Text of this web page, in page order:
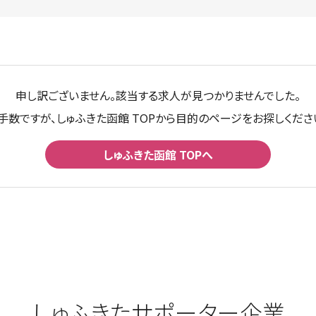
申し訳ございません。該当する求人が見つかりませんでした。
数ですが、しゅふきた函館 TOPから目的のページをお探しくださ
しゅふきた函館 TOPへ